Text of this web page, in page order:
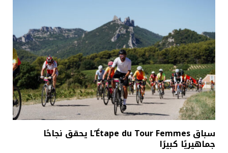
سباق L’Étape du Tour Femmes يحقق نجاحًا
جماهيريًا كبيرًا